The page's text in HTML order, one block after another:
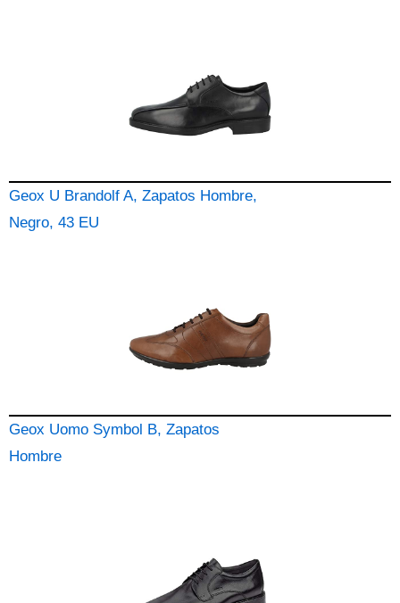
Geox U Brandolf A, Zapatos Hombre,
Negro, 43 EU
Geox Uomo Symbol B, Zapatos
Hombre